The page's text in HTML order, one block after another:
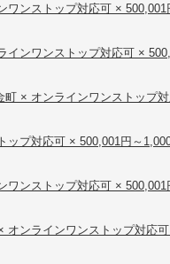
ンストップ対応可 × 500,001
ンワンストップ対応可 ×
× オンラインワンストップ
プ対応可 × 500,001円～
ンストップ対応可 × 500,001
ンラインワンストップ対応